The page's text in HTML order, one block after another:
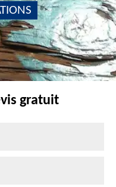
gratuit